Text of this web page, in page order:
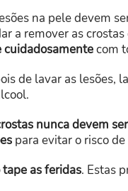
na pele devem
a remover as
cuidadosamentecom
de lavar as lesões,
nunca devem
para evitar o risco
tape as feridas. Estas